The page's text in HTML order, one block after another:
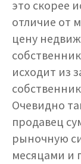
это скорее
отличие от
цену
исходит из
Очевидно
продавец
рыночную
месяцами и